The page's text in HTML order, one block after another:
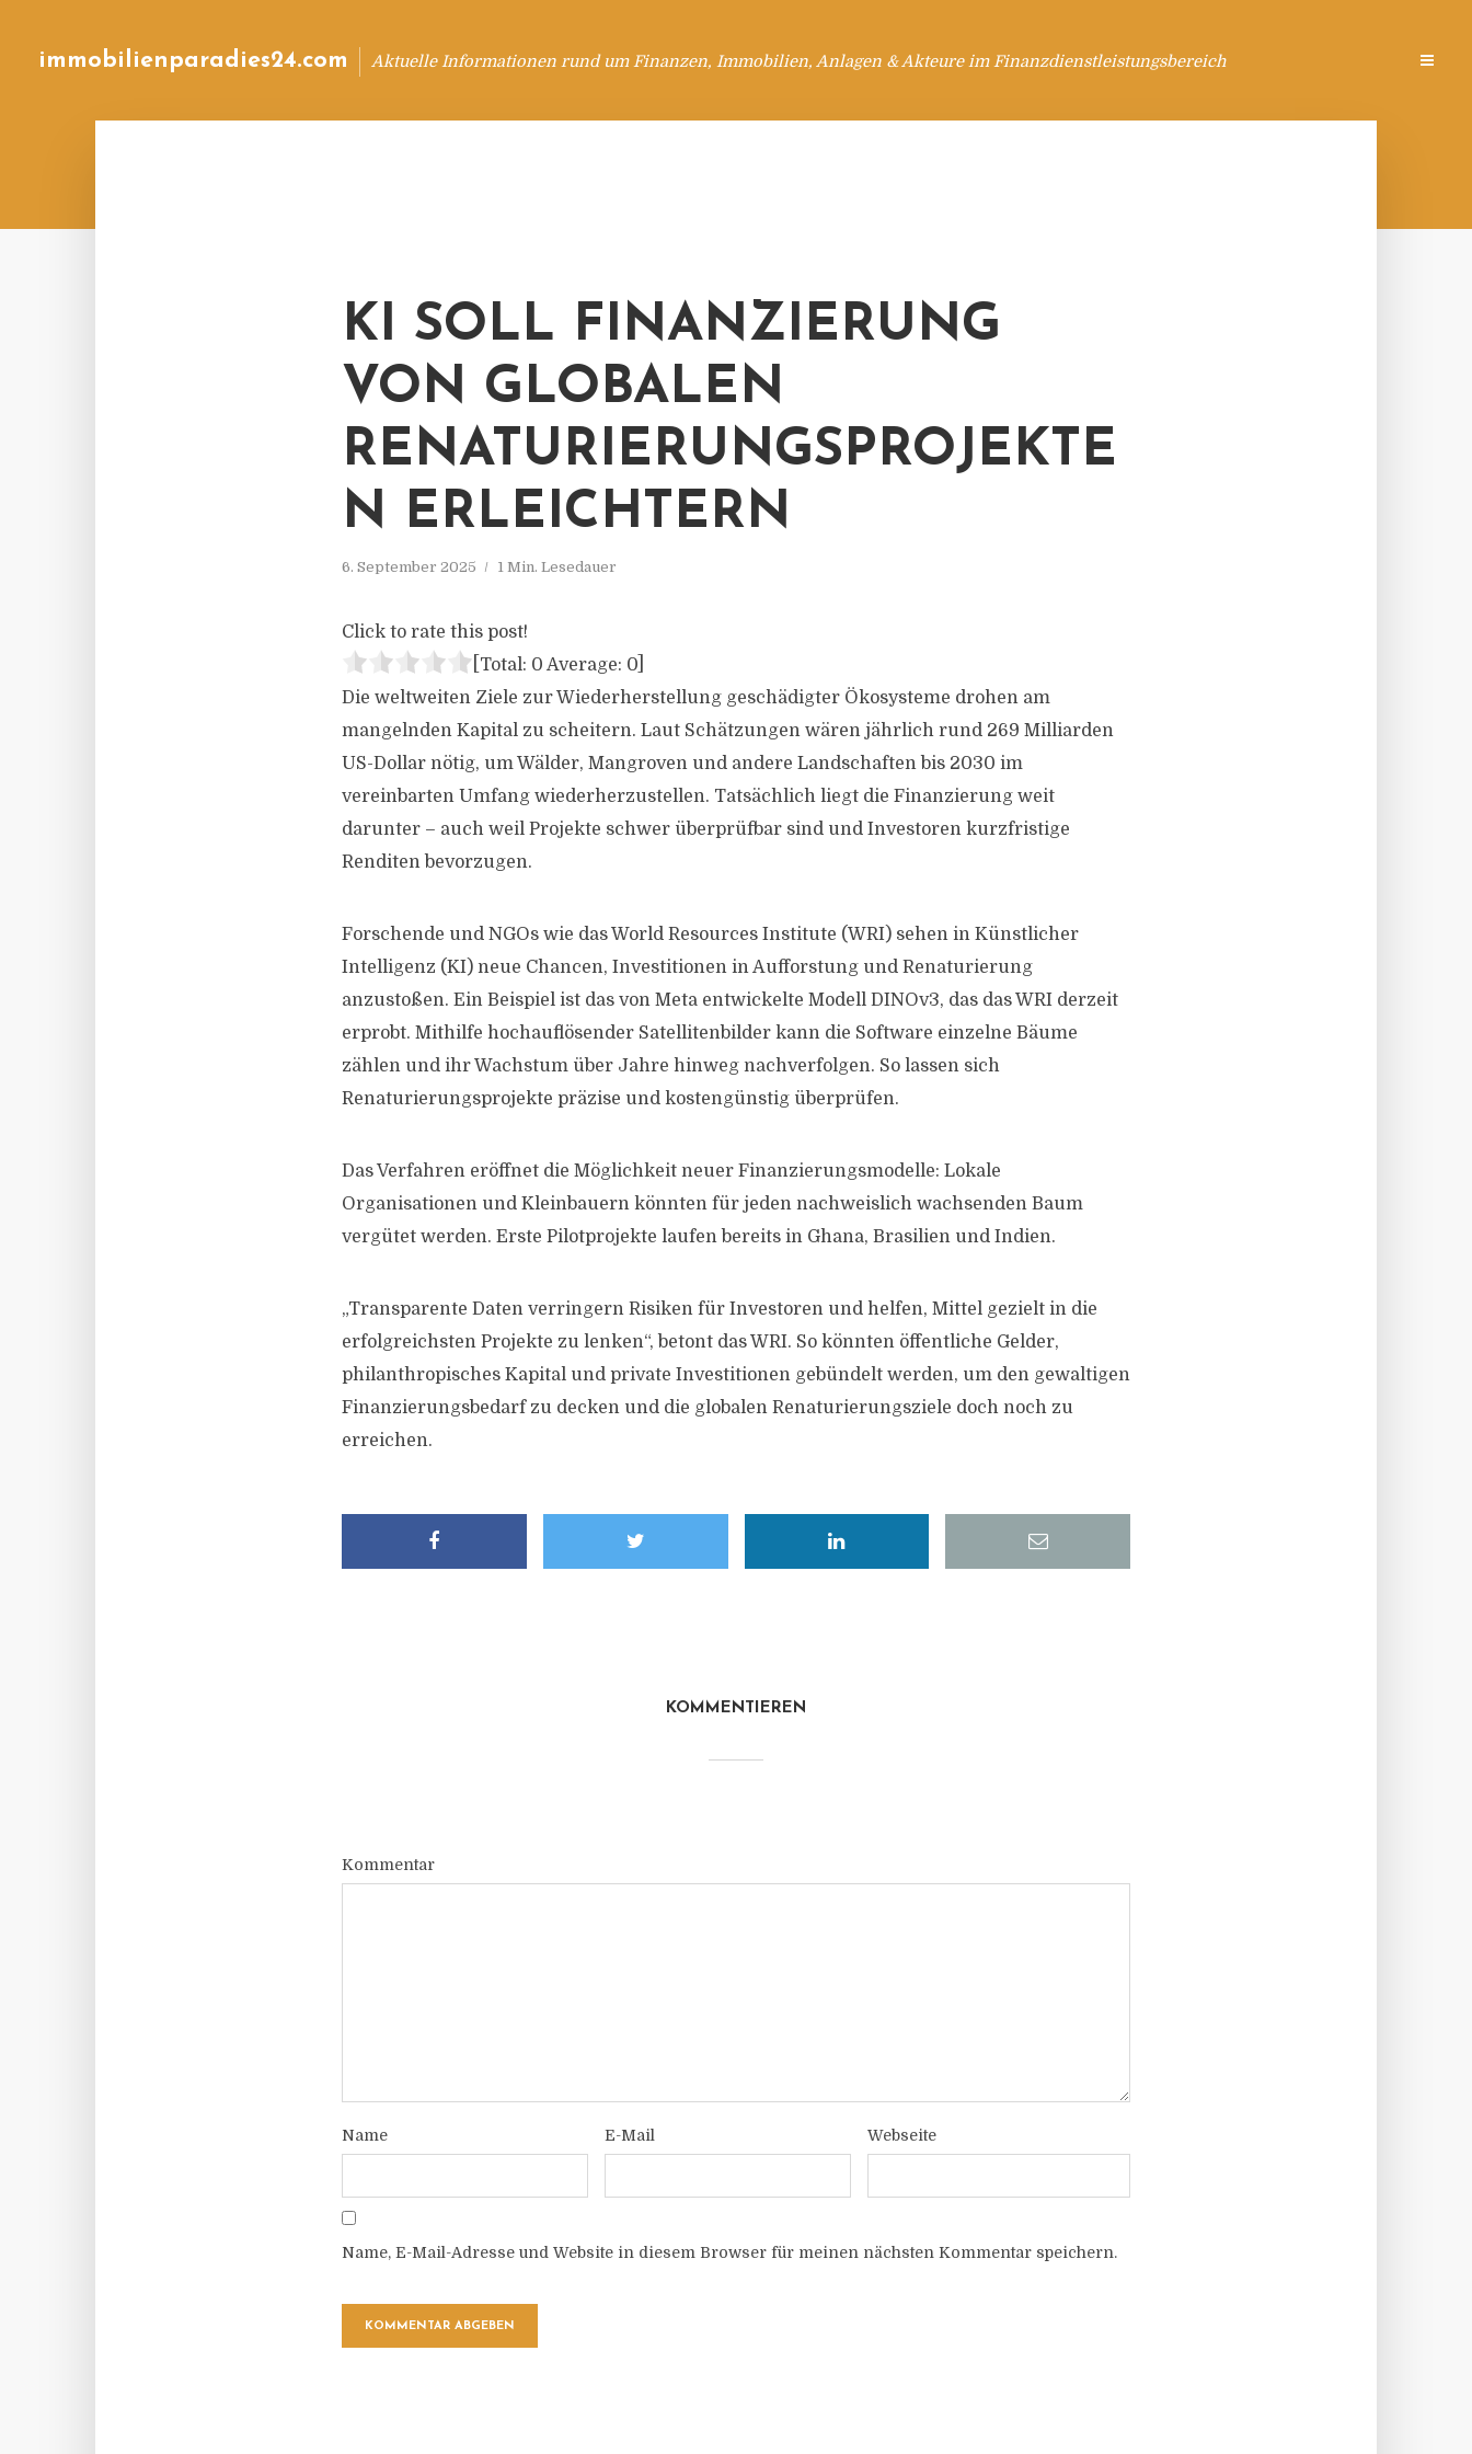
immobilienparadies24.com Aktuelle Informationen rund um Finanzen, Immobilien, Anlagen & Akteure im Finanzdienstleistungsbereich
KI SOLL FINANZIERUNG
VON GLOBALEN
RENATURIERUNGSPROJEKTE
N ERLEICHTERN
6. September 2025 1 Min. Lesedauer
Click to rate this post!
[Total: 0 Average: 0
Die weltweiten Ziele zur Wiederherstellung geschädigter Ökosysteme drohen am
mangelnden Kapital zu scheitern. Laut Schätzungen wären jährlich rund 269 Milliarden
US-Dollar nötig, um Wälder, Mangroven und andere Landschaften bis 2030 im
vereinbarten Umfang wiederherzustellen. Tatsächlich liegt die Finanzierung weit
darunter – auch weil Projekte schwer überprüfbar sind und Investoren kurzfristige
Renditen bevorzugen.
Forschende und NGOs wie das World Resources Institute (WRI) sehen in Künstlicher
Intelligenz (KI) neue Chancen, Investitionen in Aufforstung und Renaturierung
anzustoßen. Ein Beispiel ist das von Meta entwickelte Modell DINOv3, das das WRI derzeit
erprobt. Mithilfe hochauflösender Satellitenbilder kann die Software einzelne Bäume
zählen und ihr Wachstum über Jahre hinweg nachverfolgen. So lassen sich
Renaturierungsprojekte präzise und kostengünstig überprüfen.
Das Verfahren eröffnet die Möglichkeit neuer Finanzierungsmodelle: Lokale
Organisationen und Kleinbauern könnten für jeden nachweislich wachsenden Baum
vergütet werden. Erste Pilotprojekte laufen bereits in Ghana, Brasilien und Indien.
„Transparente Daten verringern Risiken für Investoren und helfen, Mittel gezielt in die
erfolgreichsten Projekte zu lenken“, betont das WRI. So könnten öffentliche Gelder,
philanthropisches Kapital und private Investitionen gebündelt werden, um den gewaltigen
Finanzierungsbedarf zu decken und die globalen Renaturierungsziele doch noch zu
erreichen.
KOMMENTIEREN
Kommentar
Name E-Mail Webseite
Name, E-Mail-Adresse und Website in diesem Browser für meinen nächsten Kommentar speichern.